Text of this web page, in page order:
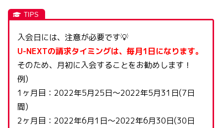
入会日には、注意が必要です💡
U-NEXTの請求タイミングは、毎月1日になります。
そのため、月初に入会することをお勧めします！
例)
1ヶ月目：2022年5月25日〜2022年5月31日(7日
間)
2ヶ月目：2022年6月1日〜2022年6月30日(30日